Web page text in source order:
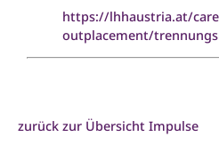
https://lhhaustria.at/
outplacement/
zurück zur Übersicht Impulse